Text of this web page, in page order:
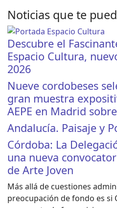
Noticias que te
Descubre el
Espacio Cultura,
2026
Nueve cordobeses
gran muestra
AEPE en Madrid
Andalucía. Paisaje y
Córdoba: La
una nueva
de Arte Joven
Más allá de cuestiones
preocupación de fondo es si